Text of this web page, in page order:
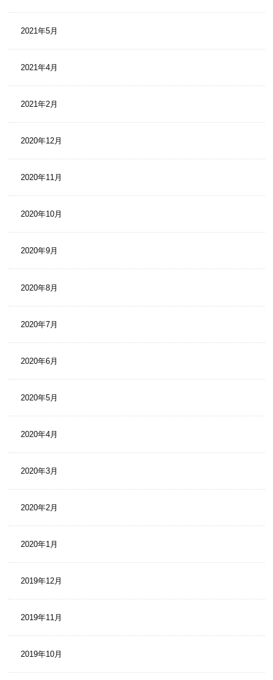
2021年5月
2021年4月
2021年2月
2020年12月
2020年11月
2020年10月
2020年9月
2020年8月
2020年7月
2020年6月
2020年5月
2020年4月
2020年3月
2020年2月
2020年1月
2019年12月
2019年11月
2019年10月